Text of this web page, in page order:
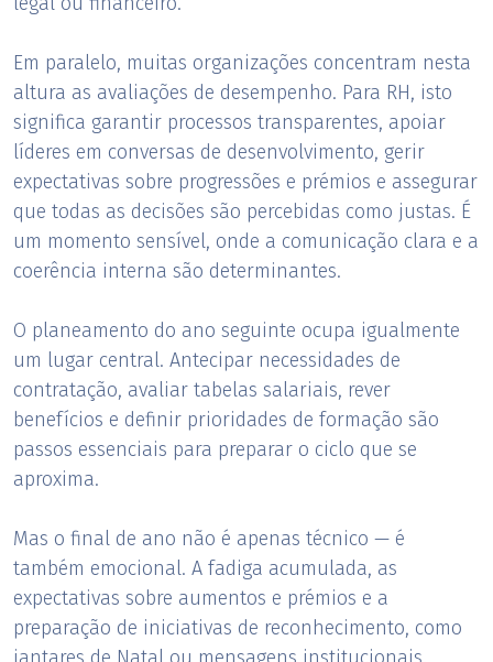
Em paralelo, muitas organizações concentram nesta
altura as avaliações de desempenho. Para RH, isto
significa garantir processos transparentes, apoiar
líderes em conversas de desenvolvimento, gerir
expectativas sobre progressões e prémios e assegurar
que todas as decisões são percebidas como justas. É
um momento sensível, onde a comunicação clara e a
coerência interna são determinantes.
O planeamento do ano seguinte ocupa igualmente
um lugar central. Antecipar necessidades de
contratação, avaliar tabelas salariais, rever
benefícios e definir prioridades de formação são
passos essenciais para preparar o ciclo que se
aproxima.
Mas o final de ano não é apenas técnico — é
também emocional. A fadiga acumulada, as
expectativas sobre aumentos e prémios e a
preparação de iniciativas de reconhecimento, como